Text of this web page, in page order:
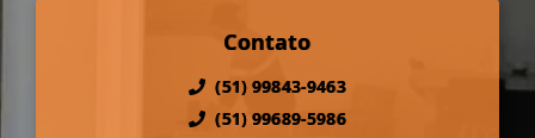
Contato
(51) 99843-9463
(51) 99689-5986